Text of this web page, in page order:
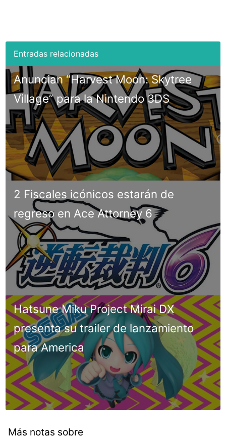
Anuncian “Harvest Moon: Skytree
Village” para la Nintendo 3DS
2 Fiscales icónicos estarán de
regreso en Ace Attorney 6
Hatsune Miku Project Mirai DX
presenta su trailer de lanzamiento
para America
Más notas sobre